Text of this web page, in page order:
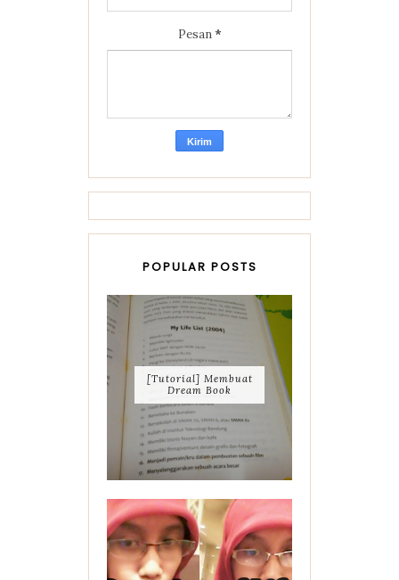
Pesan *
POPULAR POSTS
[Tutorial] Membuat
Dream Book